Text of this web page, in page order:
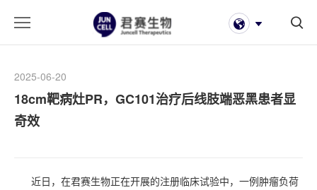
2025-06-20
18cm靶病灶PR，GC101治疗后线肢端恶黑患者显
奇效
近日，在君赛生物正在开展的注册临床试验中，一例肿瘤负荷